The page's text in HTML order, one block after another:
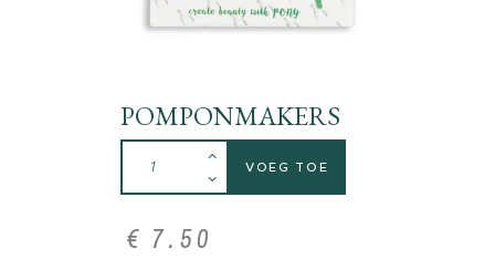
POMPONMAKERS
VOEG TOE
€ 7. 50